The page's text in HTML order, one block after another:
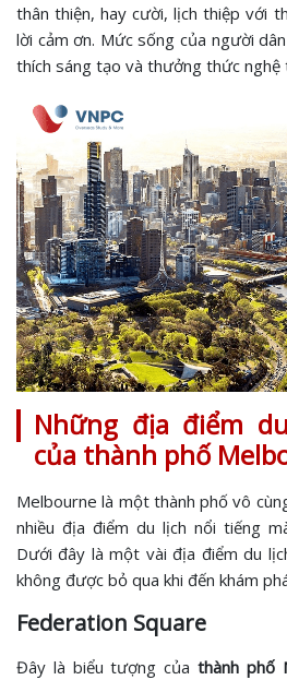
thân thiện, hay cười, lịch thiệp với
lời cảm ơn. Mức sống của người
thích sáng tạo và thưởng thức nghệ
Những địa điểm
của thành phố
Melbourne là một thành phố vô
nhiều địa điểm du lịch nổi tiếng
Dưới đây là một vài địa điểm du
không được bỏ qua khi đến khám
​Federation Square
Đây là biểu tượng của thành phố